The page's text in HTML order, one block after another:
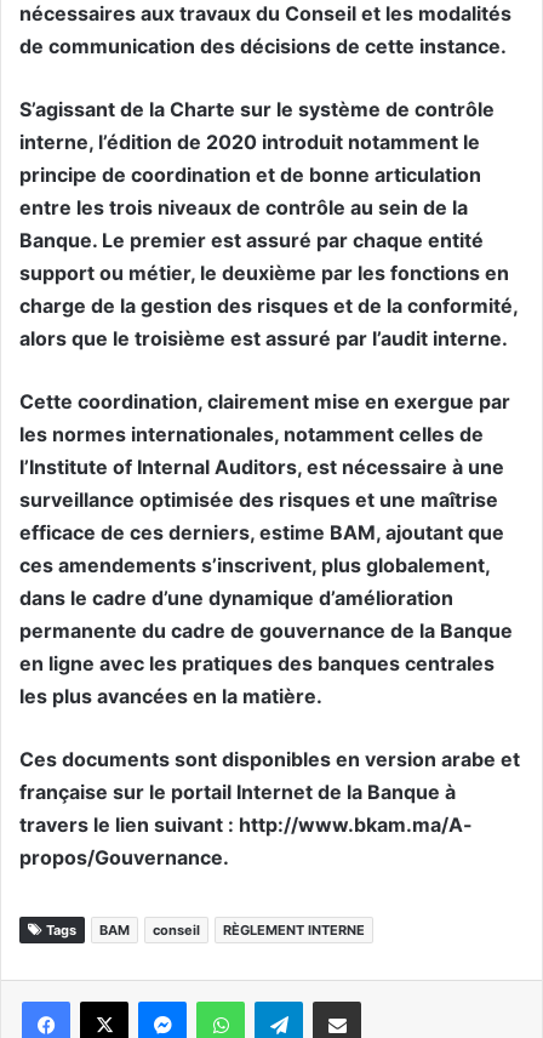
nécessaires aux travaux du Conseil et les modalités
de communication des décisions de cette instance.
S’agissant de la Charte sur le système de contrôle
interne, l’édition de 2020 introduit notamment le
principe de coordination et de bonne articulation
entre les trois niveaux de contrôle au sein de la
Banque. Le premier est assuré par chaque entité
support ou métier, le deuxième par les fonctions en
charge de la gestion des risques et de la conformité,
alors que le troisième est assuré par l’audit interne.
Cette coordination, clairement mise en exergue par
les normes internationales, notamment celles de
l’Institute of Internal Auditors, est nécessaire à une
surveillance optimisée des risques et une maîtrise
efficace de ces derniers, estime BAM, ajoutant que
ces amendements s’inscrivent, plus globalement,
dans le cadre d’une dynamique d’amélioration
permanente du cadre de gouvernance de la Banque
en ligne avec les pratiques des banques centrales
les plus avancées en la matière.
Ces documents sont disponibles en version arabe et
française sur le portail Internet de la Banque à
travers le lien suivant : http://www.bkam.ma/A-
propos/Gouvernance.
Tags BAM conseil RÈGLEMENT INTERNE
WhatsApp Telegram